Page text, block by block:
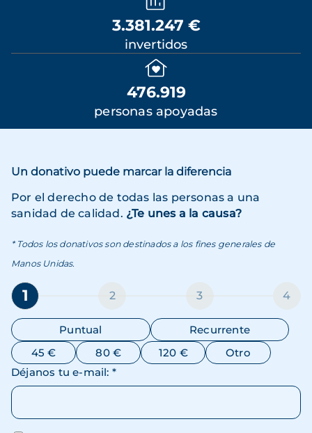
3.381.247 €
invertidos
476.919
personas apoyadas
Un donativo puede marcar la diferencia
Por el derecho de todas las personas a una
sanidad de calidad. ¿Te unes a la causa?
* Todos los donativos son destinados a los fines generales de
Manos Unidas.
1 2 3 4
Puntual
Recurrente
45 €
80 € 120 €
Otro
Déjanos tu e-mail: *